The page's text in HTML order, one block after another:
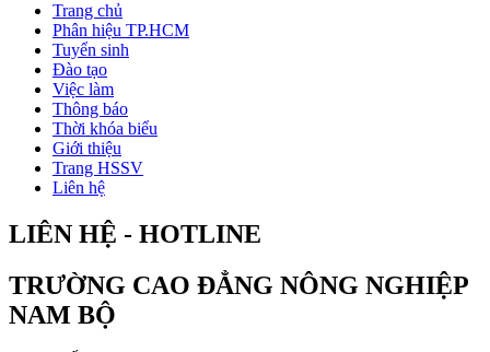
Trang chủ
Phân hiệu TP.HCM
Tuyển sinh
Đào tạo
Việc làm
Thông báo
Thời khóa biểu
Giới thiệu
Trang HSSV
Liên hệ
LIÊN HỆ - HOTLINE
TRƯỜNG CAO ĐẲNG NÔNG NGHIỆP
NAM BỘ